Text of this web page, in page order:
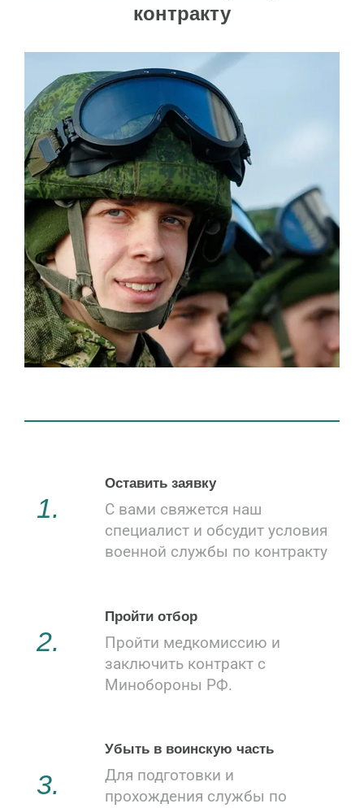
контракту
1.
Оставить заявку
С вами свяжется наш
специалист и обсудит условия
военной службы по контракту
2.
Пройти отбор
Пройти медкомиссию и
заключить контракт с
Минобороны РФ.
3.
Убыть в воинскую часть
Для подготовки и
прохождения службы по